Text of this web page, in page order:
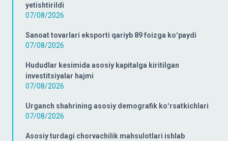
yetishtirildi
07/08/2026
Sanoat tovarlari eksporti qariyb 89 foizga koʻpaydi
07/08/2026
Hududlar kesimida asosiy kapitalga kiritilgan
investitsiyalar hajmi
07/08/2026
Urganch shahrining asosiy demografik koʻrsatkichlari
07/08/2026
Asosiy turdagi chorvachilik mahsulotlari ishlab